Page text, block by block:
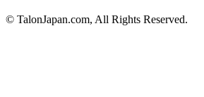
© TalonJapan.com, All Rights Reserved.